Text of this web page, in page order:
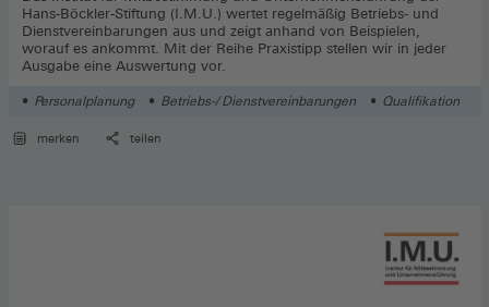
Hans-Böckler-Stiftung (I.M.U.) wertet regelmäßig Betriebs- und
Dienstvereinbarungen aus und zeigt anhand von Beispielen,
worauf es ankommt. Mit der Reihe Praxistipp stellen wir in jeder
Ausgabe eine Auswertung vor.
Personalplanung Betriebs-/ Dienstvereinbarungen Qualifikation
merken teilen